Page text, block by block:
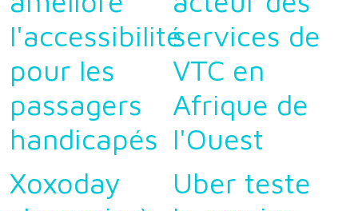
l'accessibilité
pour les
passagers
handicapés
services de
VTC en
Afrique de
l'Ouest
Xoxoday
Uber teste